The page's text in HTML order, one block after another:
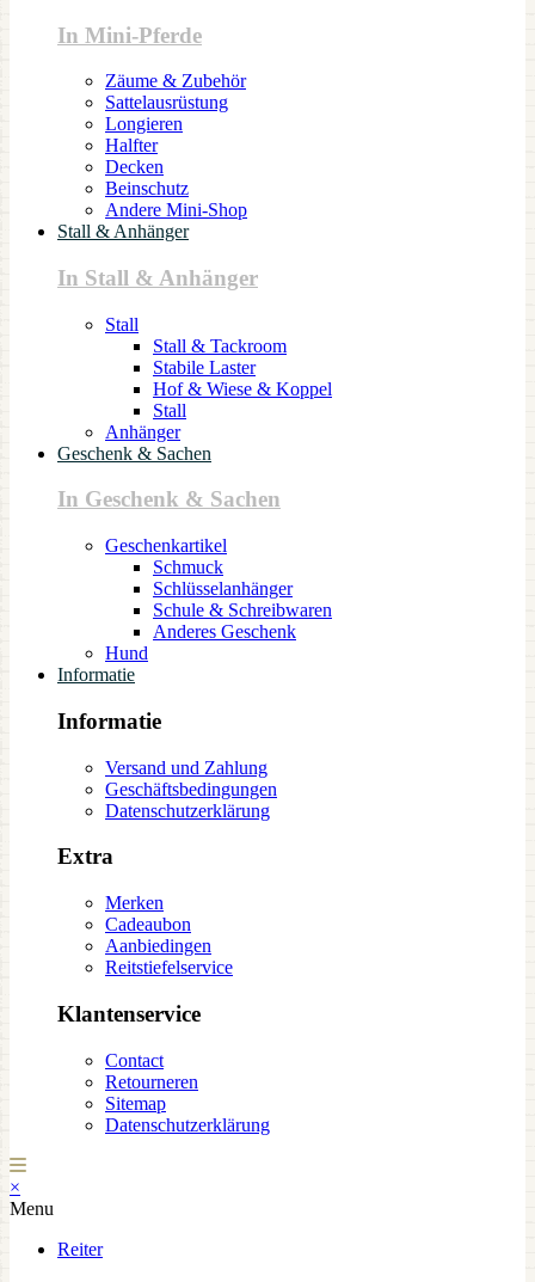
In Mini-Pferde
Zäume & Zubehör
Sattelausrüstung
Longieren
Halfter
Decken
Beinschutz
Andere Mini-Shop
Stall & Anhänger
In Stall & Anhänger
Stall
Stall & Tackroom
Stabile Laster
Hof & Wiese & Koppel
Stall
Anhänger
Geschenk & Sachen
In Geschenk & Sachen
Geschenkartikel
Schmuck
Schlüsselanhänger
Schule & Schreibwaren
Anderes Geschenk
Hund
Informatie
Informatie
Versand und Zahlung
Geschäftsbedingungen
Datenschutzerklärung
Extra
Merken
Cadeaubon
Aanbiedingen
Reitstiefelservice
Klantenservice
Contact
Retourneren
Sitemap
Datenschutzerklärung
×
Menu
Reiter